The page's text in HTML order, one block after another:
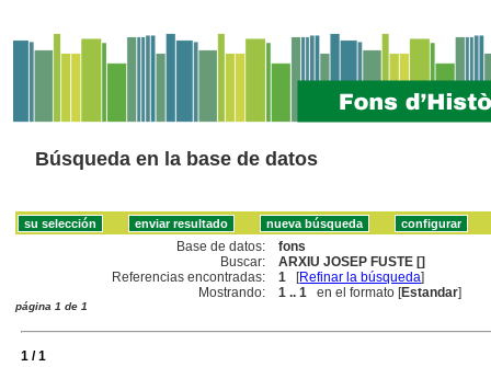
Búsqueda en la base de datos
Base de datos:
fons
Buscar:
ARXIU JOSEP FUSTE []
Referencias encontradas:
1 [Refinar la búsqueda]
Mostrando:
1 .. 1 en el formato [Estandar]
página 1 de 1
1 / 1